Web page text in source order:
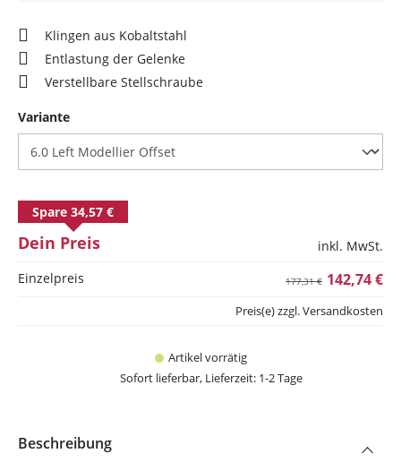
Klingen aus Kobaltstahl
Entlastung der Gelenke
Verstellbare Stellschraube
Varianteauswählen
Dein Preis
inkl. MwSt.
Einzelpreis
142,74 €
177,31 €
Spare 34,57 €
Artikel vorrätig
Sofort lieferbar, Lieferzeit: 1-2 Tage
Preis(e) zzgl. Versandkosten
Beschreibung